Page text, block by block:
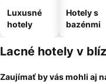
Luxusné
hotely
Hotely s
bazénmi
Lacné hotely v
Zaujímať by vás mohli aj